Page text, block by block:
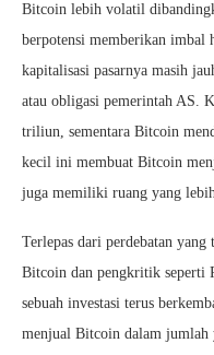
Bitcoin lebih volatil
berpotensi memberikan
kapitalisasi pasarnya masih
atau obligasi pemerintah AS.
triliun, sementara Bitcoin
kecil ini membuat Bitcoin
juga memiliki ruang yang
Terlepas dari perdebatan yang
Bitcoin dan pengkritik seperti
sebuah investasi terus
menjual Bitcoin dalam jumlah